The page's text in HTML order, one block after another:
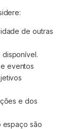
de outras
disponível.
eventos
e dos
espaço são